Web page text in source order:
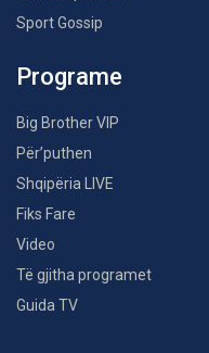
Sport Gossip
Programe
Big Brother VIP
Për’puthen
Shqipëria LIVE
Fiks Fare
Video
Të gjitha programet
Guida TV